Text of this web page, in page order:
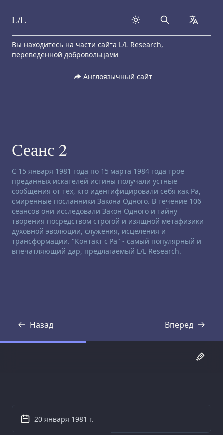
Skip to content
L/L Search
Вы находитесь на части сайта L/L Research,
переведенной добровольцами
Англоязычный сайт
Сеанс 2
Заявление об отказе от ответственности:
С 15 января 1981 года по 15 марта 1984 года трое
преданных искателей истины получали устные
сообщения от тех, кто идентифицировали себя как Ра,
смиренные посланники Закона Одного. В течение 106
сеансов они исследовали Закон Одного и тайну
творения посредством строгой и изящной метафизики
духовной эволюции, служения, исцеления и
трансформации. "Контакт с Ра" - самый популярный и
впечатляющий дар, предлагаемый L/L Research.
Назад
Стенограмма Вперед
Стенограмма
20 января 1981 г.